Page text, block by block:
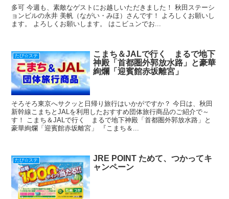
多可 今週も、素敵なゲストにお越しいただきました！ 秋田ステーシ
ョンビルの永井 美帆（ながい・みほ）さんです！ よろしくお願いし
ます。 よろしくお願いします。 はこビュンでお...
たび☆ステ
こまち＆JALで行く まるで地下
神殿「首都圏外郭放水路」と豪華
絢爛「迎賓館赤坂離宮」
そろそろ東京へサクッと日帰り旅行はいかがですか？ 今日は、秋田
新幹線こまちとJALを利用したおすすめ団体旅行商品のご紹介で～
す！ こまち＆JALで行く まるで地下神殿「首都圏外郭放水路」と
豪華絢爛「迎賓館赤坂離宮」 『こまち＆...
たび☆ステ
JRE POINT ためて、つかってキ
ャンペーン